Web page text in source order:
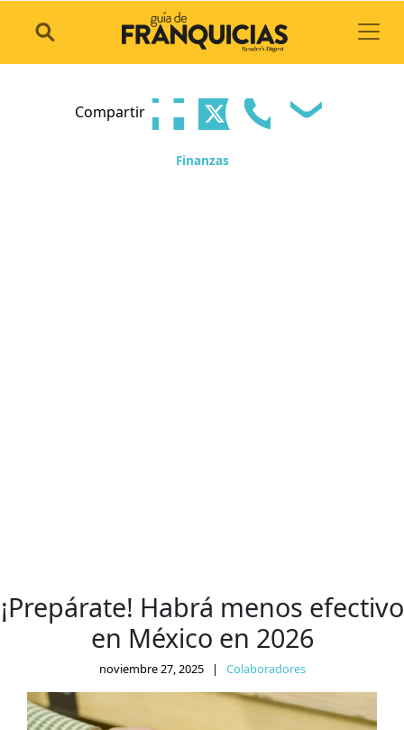
Compartir
Finanzas
¡Prepárate! Habrá menos efectivo
en México en 2026
noviembre 27, 2025 | Colaboradores